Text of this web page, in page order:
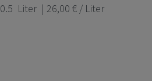
0.5 Liter | 26,00 € / Liter